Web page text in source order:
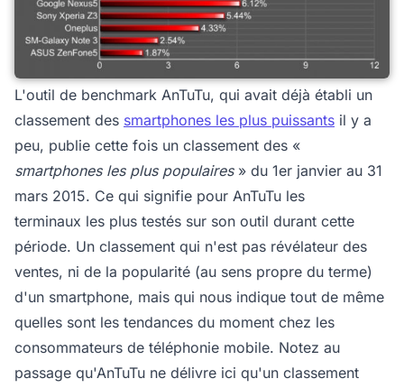
L'outil de benchmark AnTuTu, qui avait déjà établi un
classement des smartphones les plus puissants il y a
peu, publie cette fois un classement des «
smartphones les plus populaires» du 1er janvier au 31
mars 2015. Ce qui signifie pour AnTuTu les
terminaux les plus testés sur son outil durant cette
période. Un classement qui n'est pas révélateur des
ventes, ni de la popularité (au sens propre du terme)
d'un smartphone, mais qui nous indique tout de même
quelles sont les tendances du moment chez les
consommateurs de téléphonie mobile. Notez au
passage qu'AnTuTu ne délivre ici qu'un classement